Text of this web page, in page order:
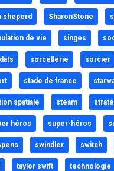
sheperd SharonStone
de vie singes
sorcellerie sorcier
stade de france
spatiale steam
héros super-héros
swindler switch
taylor swift technologie